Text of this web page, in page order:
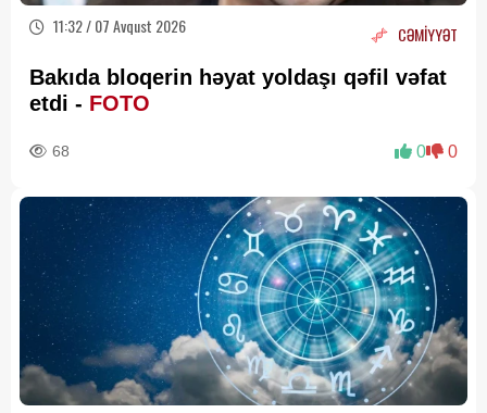
11:32 / 07 Avqust 2026 CƏMİYYƏT
Bakıda bloqerin həyat yoldaşı qəfil vəfat
etdi - FOTO
68 0 0